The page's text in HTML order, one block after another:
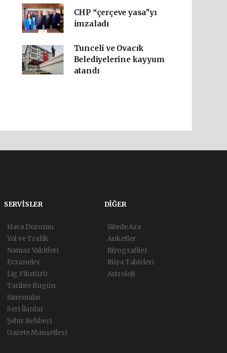
CHP “çerçeve yasa”yı
imzaladı
Tunceli ve Ovacık
Belediyelerine kayyum
atandı
SERVİSLER
Hava Durumu
Yol ve Trafik
Namaz Vakitleri
Eczaneler
Lig Fikstürü
Tarihte Bugün
Sinemalar
Seri İlanlar
Şehir Rehberi
Gazete Manşetleri
DİĞER
Sitede Ara
Anketler
Biyografiler
Rüya Tabirleri
Astroloji